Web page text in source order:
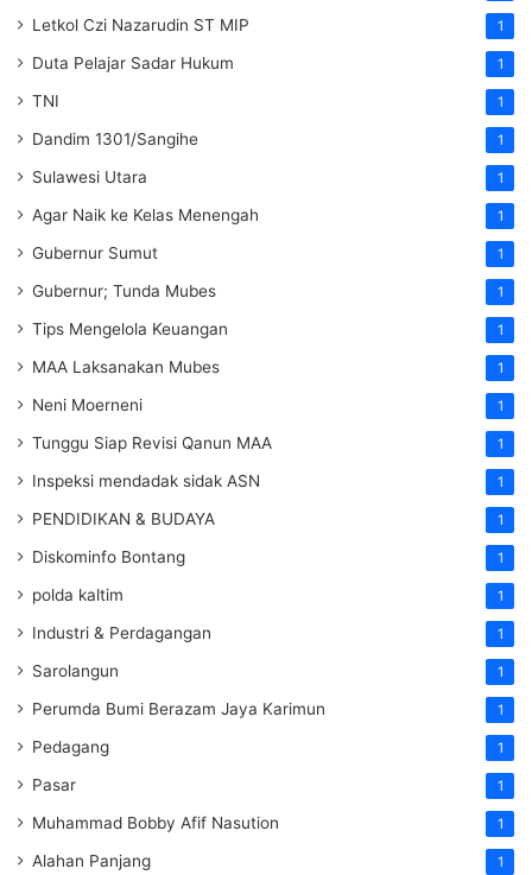
Letkol Czi Nazarudin ST MIP 1
Duta Pelajar Sadar Hukum 1
TNI 1
Dandim 1301/Sangihe 1
Sulawesi Utara 1
Agar Naik ke Kelas Menengah 1
Gubernur Sumut 1
Gubernur; Tunda Mubes 1
Tips Mengelola Keuangan 1
MAA Laksanakan Mubes 1
Neni Moerneni 1
Tunggu Siap Revisi Qanun MAA 1
Inspeksi mendadak sidak ASN 1
PENDIDIKAN & BUDAYA 1
Diskominfo Bontang 1
polda kaltim 1
Industri & Perdagangan 1
Sarolangun 1
Perumda Bumi Berazam Jaya Karimun 1
Pedagang 1
Pasar 1
Muhammad Bobby Afif Nasution 1
Alahan Panjang 1